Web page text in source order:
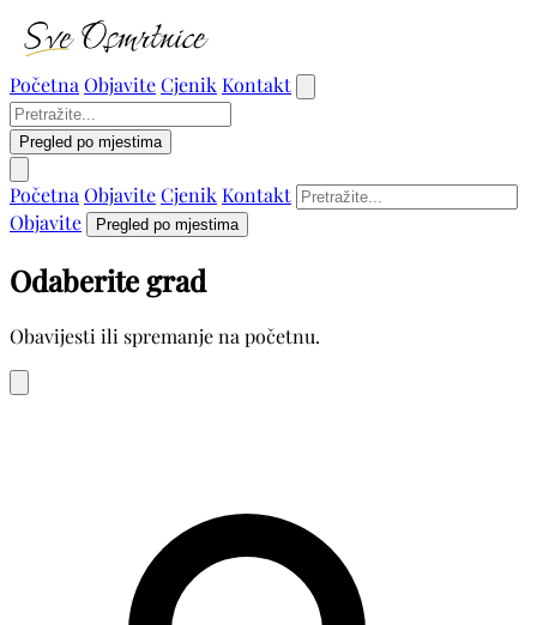
Početna ObjaviteCjenik Kontakt
Pregled po mjestima
Početna ObjaviteCjenik Kontakt
Objavite
Pregled po mjestima
Odaberite grad
Obavijesti ili spremanje na početnu.